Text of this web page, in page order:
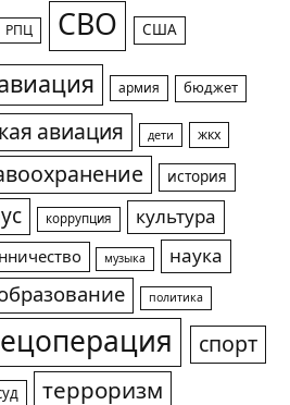
РПЦ СВО США
армия бюджет
авиация дети жкх
история
коррупция
культура
музыка
наука
политика
спорт
терроризм